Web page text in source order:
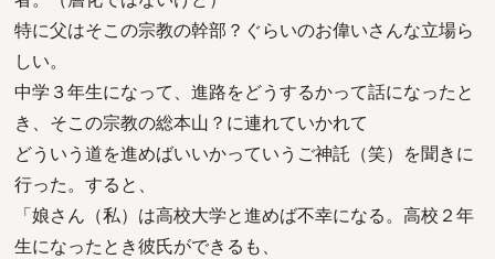
特に父はそこの宗教の幹部？ぐらいのお偉いさんな立場ら
しい。
中学３年生になって、進路をどうするかって話になったと
き、そこの宗教の総本山？に連れていかれて
どういう道を進めばいいかっていうご神託（笑）を聞きに
行った。すると、
「娘さん（私）は高校大学と進めば不幸になる。高校２年
生になったとき彼氏ができるも、